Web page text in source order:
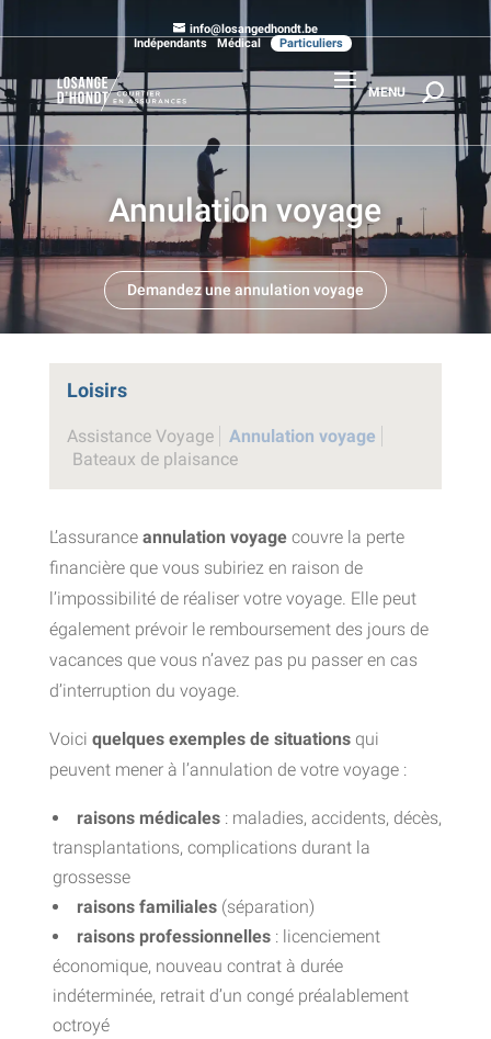
info@losangedhondt.be
Indépendants
Médical Particuliers
Annulation voyage
Demandez une annulation voyage
Loisirs
Assistance Voyage
Annulation voyage
Bateaux de plaisance
L’assurance annulation voyagecouvre la perte
financière que vous subiriez en raison de
l’impossibilité de réaliser votre voyage. Elle peut
également prévoir le remboursement des jours de
vacances que vous n’avez pas pu passer en cas
d’interruption du voyage.
Voici quelques exemples de situationsqui
peuvent mener à l’annulation de votre voyage :
raisons médicales: maladies, accidents, décès,
transplantations, complications durant la
grossesse
raisons familiales(séparation)
raisons professionnelles: licenciement
économique, nouveau contrat à durée
indéterminée, retrait d’un congé préalablement
octroyé